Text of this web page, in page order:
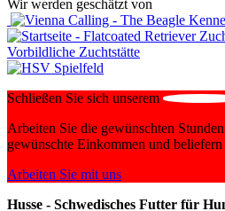
Wir werden geschätzt von
Schließen Sie sich unserem
Arbeiten Sie die gewünschten
gewünschte Einkommen und
Arbeiten Sie mit uns
Husse - Schwedisches Futter für